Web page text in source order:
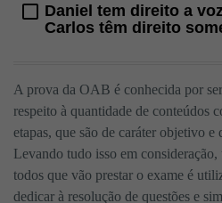
Daniel tem direito a
Carlos têm direito
A prova da OAB é conhecida por
respeito à quantidade de conteúdos
etapas, que são de caráter objetivo e
Levando tudo isso em consideração,
todos que vão prestar o exame é
dedicar à resolução de questões e